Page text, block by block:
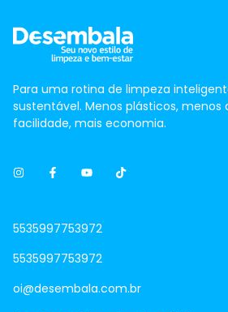
Para uma rotina de limpeza
sustentável. Menos plásticos, menos
facilidade, mais economia.
5535997753972
5535997753972
oi@desembala.com.br